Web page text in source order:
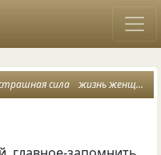
сила жизнь женщины